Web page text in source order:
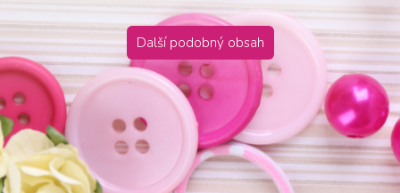
Další podobný obsah